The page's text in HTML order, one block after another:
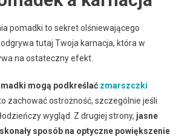
pomadki to sekret olśniewającego
tutaj Twoja karnacja, która w
na ostateczny efekt.
mogą podkreślać zmarszczki
zachować ostrożność, szczególnie jeśli
wygląd. Z drugiej strony, jasne
sposób na optyczne powiększenie